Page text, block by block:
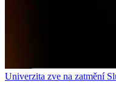
Univerzita zve na zatmění